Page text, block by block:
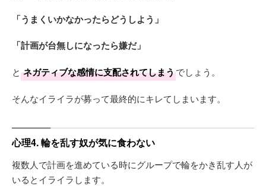
「うまくいかなかったらどうしよう」
「計画が台無しになったら嫌だ」
と ネガティブな感情に支配されてしまうでしょう。
そんなイライラが募って最終的にキレてしまいます。
心理4. 輪を乱す奴が気に食わない
複数人で計画を進めている時にグループで輪をかき乱す人が
いるとイライラします。